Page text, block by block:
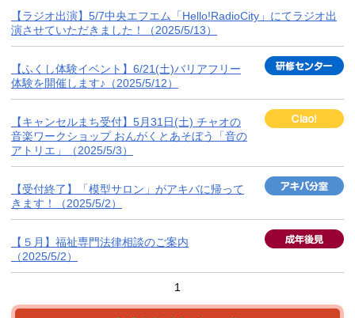
【ラジオ出演】5/7中央エフエム「Hello!RadioCity」にてラジオ出
演させていただきました！（2025/5/13）
【ふくし体験イベント】6/21(土)バリアフリー
体験を開催します♪（2025/5/12）
【キャンセルまち受付】5月31日(土) チャオの
音楽ワークショップ おんがくとあそぼう「音の
アトリエ」（2025/5/3）
【受付終了】「模型サロン」がアキバに帰って
きます！（2025/5/2）
【５月】福祉専門法律相談のご案内
（2025/5/2）
1